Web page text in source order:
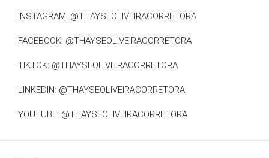
INSTAGRAM: @THAYSEOLIVEIRACORRETORA
FACEBOOK: @THAYSEOLIVEIRACORRETORA
TIKTOK: @THAYSEOLIVEIRACORRETORA
LINKEDIN: @THAYSEOLIVEIRACORRETORA
YOUTUBE: @THAYSEOLIVEIRACORRETORA